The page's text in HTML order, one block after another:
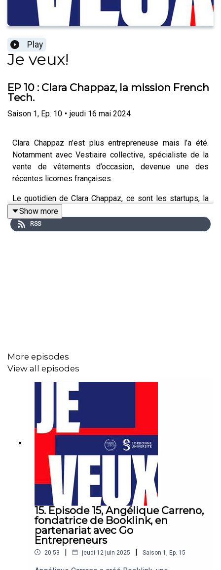
Play
Je veux!
EP 10 : Clara Chappaz, la mission French
Tech.
Saison 1, Ep. 10 • jeudi 16 mai 2024
Clara Chappaz n’est plus entrepreneuse mais l’a été.
Notamment avec Vestiaire collective, spécialiste de la
vente de vêtements d’occasion, devenue une des
récentes licornes françaises.
Le quotidien de Clara Chappaz, ce sont les startups, la
deeptech, les innovations de rupture, les licornes. Des
mots totems de l’entrepreneuriat, décortiqués dans notre
autre podcast, Les Mots flous.
Show more
RSS
More episodes
View all episodes
15. Episode 15, Angélique Carreno,
fondatrice de Booklink, en
partenariat avec Go
Entrepreneurs
20:53 | jeudi 12 juin 2025 | Saison 1 , Ep. 15